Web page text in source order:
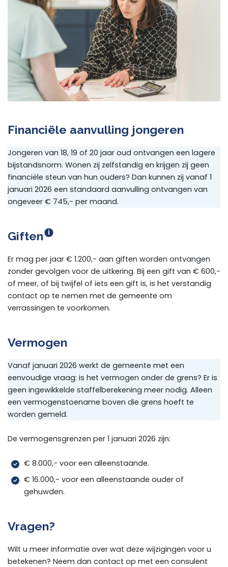
Financiële aanvulling jongeren
Jongeren van 18, 19 of 20 jaar oud ontvangen een lagere
bijstandsnorm. Wonen zij zelfstandig en krijgen zij geen
financiële steun van hun ouders? Dan kunnen zij vanaf 1
januari 2026 een standaard aanvulling ontvangen van
ongeveer € 745,- per maand.
Giften
Er mag per jaar € 1.200,- aan giften worden ontvangen
zonder gevolgen voor de uitkering. Bij een gift van € 600,-
of meer, of bij twijfel of iets een gift is, is het verstandig
contact op te nemen met de gemeente om
verrassingen te voorkomen.
Vermogen
Vanaf januari 2026 werkt de gemeente met een
eenvoudige vraag: is het vermogen onder de grens? Er is
geen ingewikkelde staffelberekening meer nodig. Alleen
een vermogenstoename boven die grens hoeft te
worden gemeld.
De vermogensgrenzen per 1 januari 2026 zijn:
€ 8.000,- voor een alleenstaande.
€ 16.000,- voor een alleenstaande ouder of
gehuwden.
Vragen?
Wilt u meer informatie over wat deze wijzigingen voor u
betekenen? Neem dan contact op met een consulent